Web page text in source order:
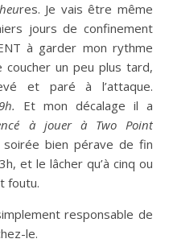
res. Je vais être même
jours de confinement
à garder mon rythme
un peu plus tard,
et paré à l’attaque.
Et mon décalage il a
à jouer à Two Point
bien pérave de fin
et le lâcher qu’à cinq ou
foutu.
responsable de
le.